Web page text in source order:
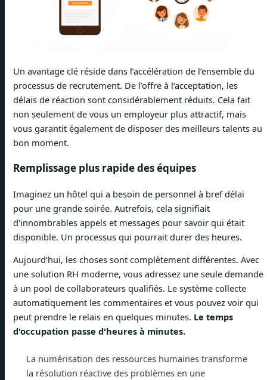
Un avantage clé réside dans l’accélération de l’ensemble du
processus de recrutement. De l’offre à l’acceptation, les
délais de réaction sont considérablement réduits. Cela fait
non seulement de vous un employeur plus attractif, mais
vous garantit également de disposer des meilleurs talents au
bon moment.
Remplissage plus rapide des équipes
Imaginez un hôtel qui a besoin de personnel à bref délai
pour une grande soirée. Autrefois, cela signifiait
d'innombrables appels et messages pour savoir qui était
disponible. Un processus qui pourrait durer des heures.
Aujourd’hui, les choses sont complètement différentes. Avec
une solution RH moderne, vous adressez une seule demande
à un pool de collaborateurs qualifiés. Le système collecte
automatiquement les commentaires et vous pouvez voir qui
peut prendre le relais en quelques minutes. Le temps
d'occupation passe d'heures à minutes.
La numérisation des ressources humaines transforme
la résolution réactive des problèmes en une